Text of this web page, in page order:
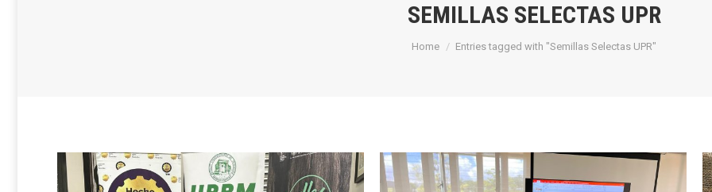
SEMILLAS SELECTAS UPR
You are here:
Home Entries tagged with "Semillas Selectas UPR"